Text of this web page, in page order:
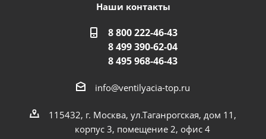
Наши контакты
8 800 222-46-43
8 499 390-62-04
8 495 968-46-43
info@ventilyacia-top.ru
115432, г. Москва, ул.Таганрогская, дом 11,
корпус 3, помещение 2, офис 4